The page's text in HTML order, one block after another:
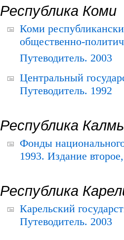
Республика Коми
Коми
общественно-
Путеводитель. 2003
Центральный
Путеводитель. 1992
Республика
Фонды
1993. Издание
Республика
Карельский
Путеводитель. 2003